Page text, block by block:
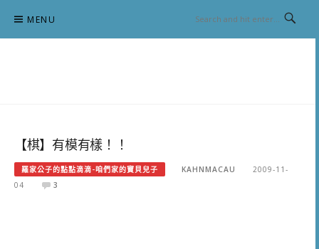
content
MENU
【棋】有模有樣！！
羅家公子的點點滴滴-咱們家的寶貝兒子 KAHNMACAU
2009-11-
04
3